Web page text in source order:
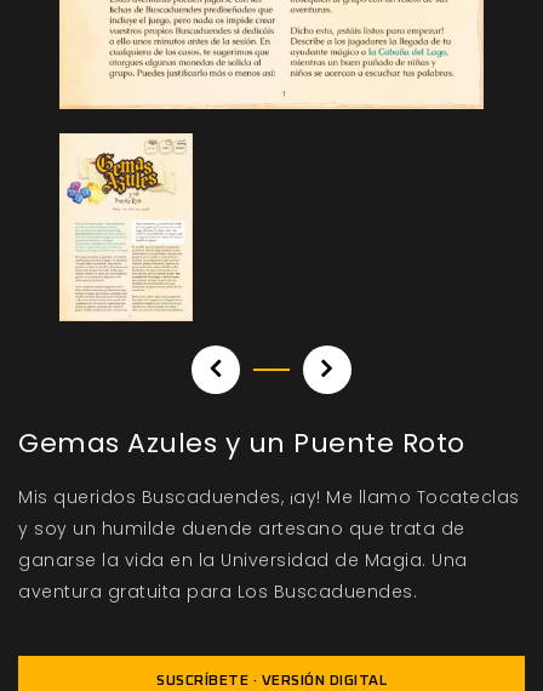
Gemas Azules y un Puente Roto
Mis queridos Buscaduendes, ¡ay! Me llamo Tocateclas
y soy un humilde duende artesano que trata de
ganarse la vida en la Universidad de Magia. Una
aventura gratuita para Los Buscaduendes.
SUSCRÍBETE · VERSIÓN DIGITAL